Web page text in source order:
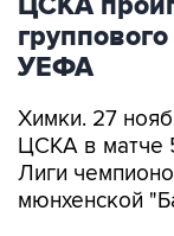
УЕФА
Химки. 27
ЦСКА в матче
Лиги
мюнхенской